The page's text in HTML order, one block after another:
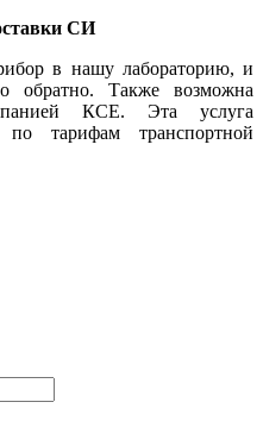
СИ
в нашу лабораторию, и
обратно. Также возможна
КСЕ. Эта услуга
по тарифам транспортной